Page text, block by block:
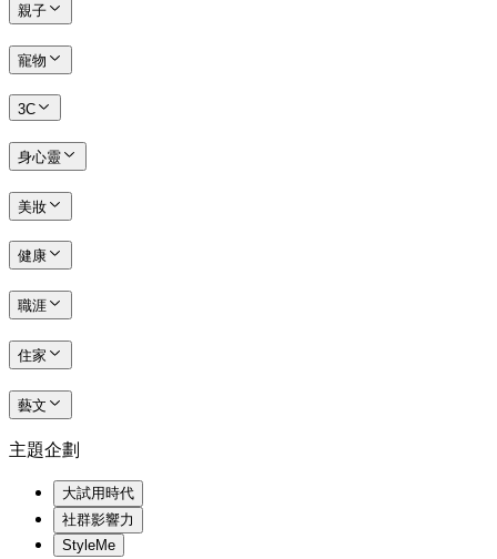
親子
寵物
3C
身心靈
美妝
健康
職涯
住家
藝文
主題企劃
大試用時代
社群影響力
StyleMe